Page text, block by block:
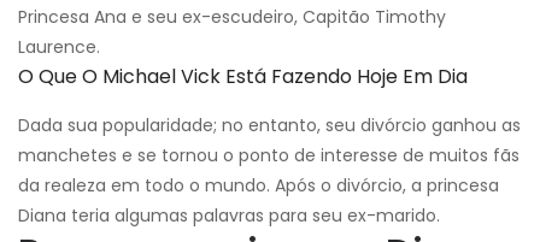
Princesa Ana e seu ex-escudeiro, Capitão Timothy
Laurence.
O Que O Michael Vick Está Fazendo Hoje Em Dia
Dada sua popularidade; no entanto, seu divórcio ganhou as
manchetes e se tornou o ponto de interesse de muitos fãs
da realeza em todo o mundo. Após o divórcio, a princesa
Diana teria algumas palavras para seu ex-marido.